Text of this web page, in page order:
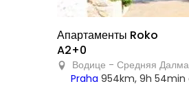
Апартаменты Roko
A2+0
Водице - Средняя
Praha 954km, 9h